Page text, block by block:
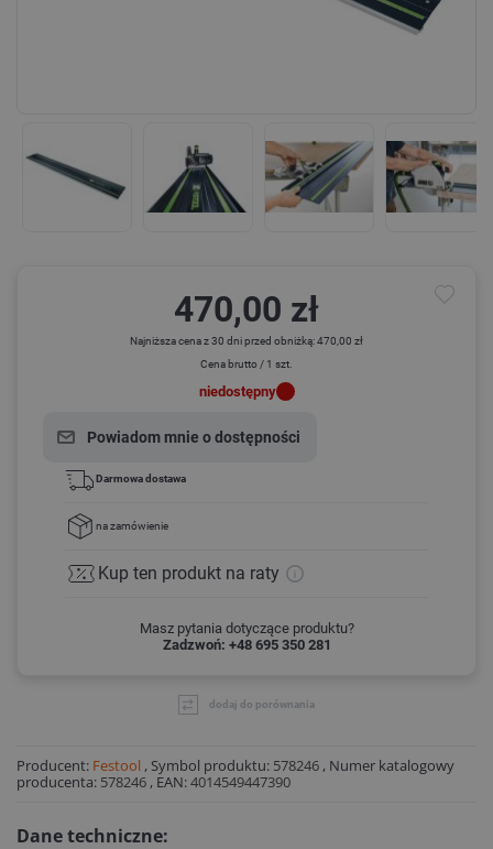
470,00 zł
Najniższa cena z 30 dni przed obniżką: 470,00 zł
Cena brutto / 1 szt.
niedostępny
Powiadom mnie o dostępności
Darmowa dostawa
na zamówienie
Kup ten produkt na raty
Masz pytania dotyczące produktu?
Zadzwoń: +48 695 350 281
dodaj do porównania
Producent: Festool , Symbol produktu: 578246 , Numer katalogowy
producenta: 578246 , EAN:4014549447390
Dane techniczne: